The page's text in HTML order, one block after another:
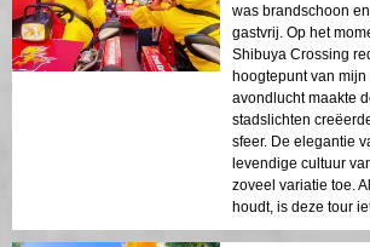
was brandschoon
gastvrij. Op het
Shibuya Crossing
hoogtepunt van
avondlucht maakte
stadslichten
sfeer. De elegantie
levendige cultuur
zoveel variatie toe.
houdt, is deze tour